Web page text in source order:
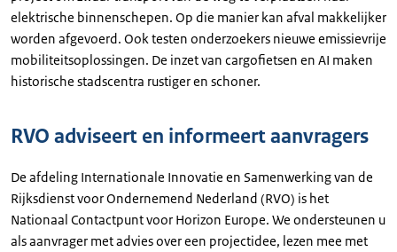
elektrische binnenschepen. Op die manier kan afval makkelijker
worden afgevoerd. Ook testen onderzoekers nieuwe emissievrije
mobiliteitsoplossingen. De inzet van cargofietsen en AI maken
historische stadscentra rustiger en schoner.
RVO adviseert en informeert aanvragers
De afdeling Internationale Innovatie en Samenwerking van de
Rijksdienst voor Ondernemend Nederland (RVO) is het
Nationaal Contactpunt voor Horizon Europe. We ondersteunen u
als aanvrager met advies over een projectidee, lezen mee met